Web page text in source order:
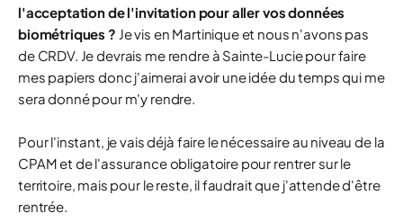
l'acceptation de l'invitation pour aller vos données
biométriques ? Je vis en Martinique et nous n'avons pas
de CRDV. Je devrais me rendre à Sainte-Lucie pour faire
mes papiers donc j'aimerai avoir une idée du temps qui me
sera donné pour m'y rendre.
Pour l'instant, je vais déjà faire le nécessaire au niveau de la
CPAM et de l'assurance obligatoire pour rentrer sur le
territoire, mais pour le reste, il faudrait que j'attende d'être
rentrée.